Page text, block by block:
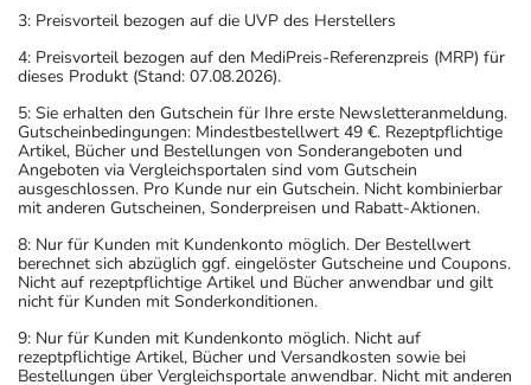
3: Preisvorteil bezogen auf die UVP des Herstellers
4: Preisvorteil bezogen auf den MediPreis-Referenzpreis (MRP) für
dieses Produkt (Stand: 07.08.2026).
5: Sie erhalten den Gutschein für Ihre erste Newsletteranmeldung.
Gutscheinbedingungen: Mindestbestellwert 49 €. Rezeptpflichtige
Artikel, Bücher und Bestellungen von Sonderangeboten und
Angeboten via Vergleichsportalen sind vom Gutschein
ausgeschlossen. Pro Kunde nur ein Gutschein. Nicht kombinierbar
mit anderen Gutscheinen, Sonderpreisen und Rabatt-Aktionen.
8: Nur für Kunden mit Kundenkonto möglich. Der Bestellwert
berechnet sich abzüglich ggf. eingelöster Gutscheine und Coupons.
Nicht auf rezeptpflichtige Artikel und Bücher anwendbar und gilt
nicht für Kunden mit Sonderkonditionen.
9: Nur für Kunden mit Kundenkonto möglich. Nicht auf
rezeptpflichtige Artikel, Bücher und Versandkosten sowie bei
Bestellungen über Vergleichsportale anwendbar. Nicht mit anderen